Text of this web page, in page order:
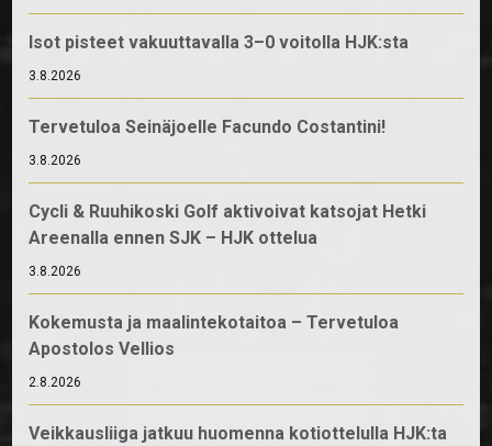
Isot pisteet vakuuttavalla 3–0 voitolla HJK:sta
3.8.2026
Tervetuloa Seinäjoelle Facundo Costantini!
3.8.2026
Cycli & Ruuhikoski Golf aktivoivat katsojat Hetki
Areenalla ennen SJK – HJK ottelua
3.8.2026
Kokemusta ja maalintekotaitoa – Tervetuloa
Apostolos Vellios
2.8.2026
Veikkausliiga jatkuu huomenna kotiottelulla HJK:ta